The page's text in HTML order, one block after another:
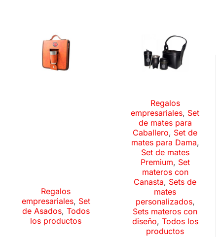
Regalos
empresariales, Set
de Asados, Todos
los productos
Regalos
empresariales, Set
de mates para
Caballero, Set de
mates para Dama,
Set de mates
Premium, Set
materos con
Canasta, Sets de
mates
personalizados,
Sets materos con
diseño, Todos los
productos